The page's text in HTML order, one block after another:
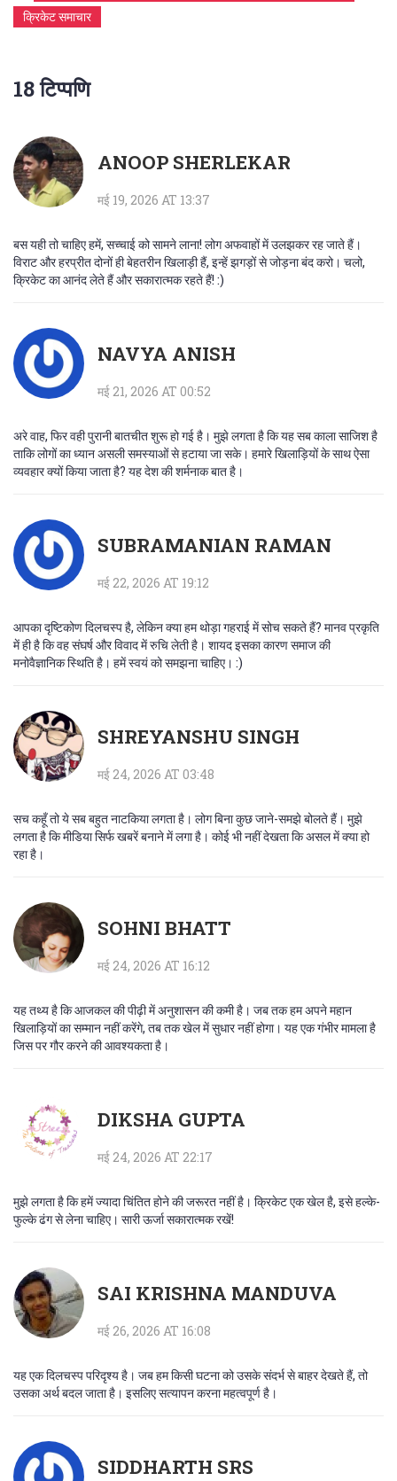
क्रिकेट समाचार
18 टिप्पणि
ANOOP SHERLEKAR
मई 19, 2026 AT 13:37
बस यही तो चाहिए हमें, सच्चाई को सामने लाना! लोग अफवाहों में उलझकर रह जाते हैं।
विराट और हरप्रीत दोनों ही बेहतरीन खिलाड़ी हैं, इन्हें झगड़ों से जोड़ना बंद करो। चलो,
क्रिकेट का आनंद लेते हैं और सकारात्मक रहते हैं! :)
NAVYA ANISH
मई 21, 2026 AT 00:52
अरे वाह, फिर वही पुरानी बातचीत शुरू हो गई है। मुझे लगता है कि यह सब काला साजिश है
ताकि लोगों का ध्यान असली समस्याओं से हटाया जा सके। हमारे खिलाड़ियों के साथ ऐसा
व्यवहार क्यों किया जाता है? यह देश की शर्मनाक बात है।
SUBRAMANIAN RAMAN
मई 22, 2026 AT 19:12
आपका दृष्टिकोण दिलचस्प है, लेकिन क्या हम थोड़ा गहराई में सोच सकते हैं? मानव प्रकृति
में ही है कि वह संघर्ष और विवाद में रुचि लेती है। शायद इसका कारण समाज की
मनोवैज्ञानिक स्थिति है। हमें स्वयं को समझना चाहिए। :)
SHREYANSHU SINGH
मई 24, 2026 AT 03:48
सच कहूँ तो ये सब बहुत नाटकिया लगता है। लोग बिना कुछ जाने-समझे बोलते हैं। मुझे
लगता है कि मीडिया सिर्फ खबरें बनाने में लगा है। कोई भी नहीं देखता कि असल में क्या हो
रहा है।
SOHNI BHATT
मई 24, 2026 AT 16:12
यह तथ्य है कि आजकल की पीढ़ी में अनुशासन की कमी है। जब तक हम अपने महान
खिलाड़ियों का सम्मान नहीं करेंगे, तब तक खेल में सुधार नहीं होगा। यह एक गंभीर मामला है
जिस पर गौर करने की आवश्यकता है।
DIKSHA GUPTA
मई 24, 2026 AT 22:17
मुझे लगता है कि हमें ज्यादा चिंतित होने की जरूरत नहीं है। क्रिकेट एक खेल है, इसे हल्के-
फुल्के ढंग से लेना चाहिए। सारी ऊर्जा सकारात्मक रखें!
SAI KRISHNA MANDUVA
मई 26, 2026 AT 16:08
यह एक दिलचस्प परिदृश्य है। जब हम किसी घटना को उसके संदर्भ से बाहर देखते हैं, तो
उसका अर्थ बदल जाता है। इसलिए सत्यापन करना महत्वपूर्ण है।
SIDDHARTH SRS